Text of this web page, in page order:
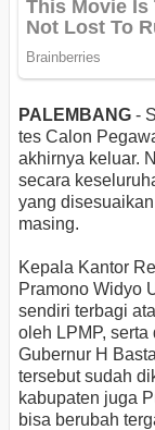
PALEMBANG -
tes Calon
akhirnya keluar.
secara
yang
masing.
Kepala Kantor
Pramono Widyo
sendiri terbagi
oleh LPMP, serta
Gubernur H
tersebut sudah
kabupaten juga
bisa berubah